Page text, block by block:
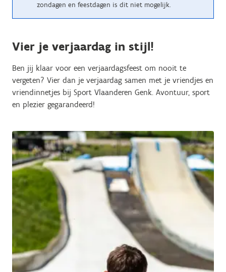
zondagen en feestdagen is dit niet mogelijk.
Vier je verjaardag in stijl!
Ben jij klaar voor een verjaardagsfeest om nooit te
vergeten? Vier dan je verjaardag samen met je vriendjes en
vriendinnetjes bij Sport Vlaanderen Genk. Avontuur, sport
en plezier gegarandeerd!